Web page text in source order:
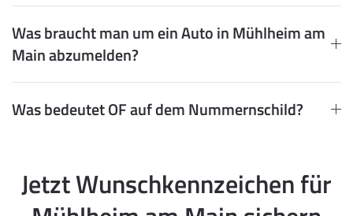
Was braucht man um ein Auto in Mühlheim am
Main abzumelden?
Was bedeutet OF auf dem Nummernschild?
Jetzt Wunschkennzeichen für